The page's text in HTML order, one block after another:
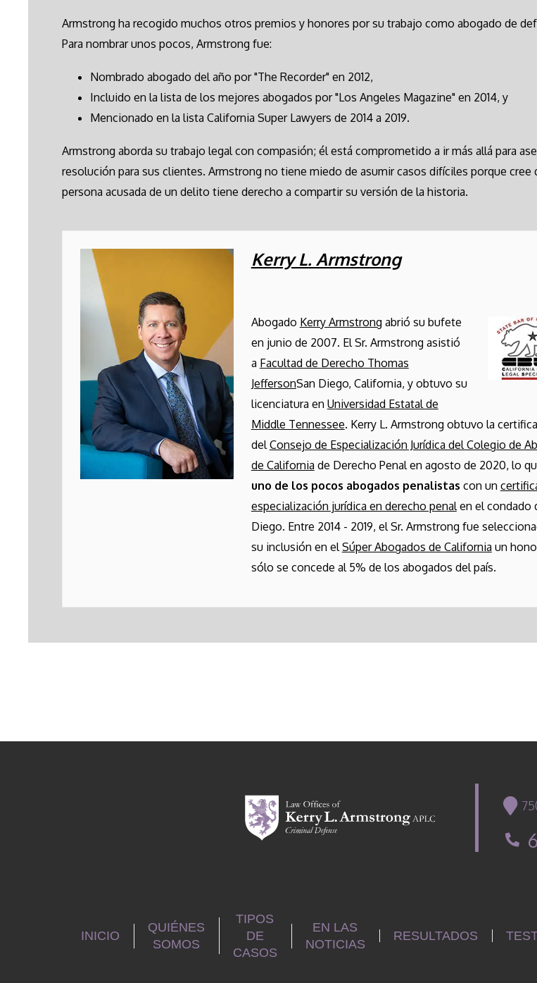
Armstrong ha recogido muchos otros premios y honores por su trabajo como abogado de
Para nombrar unos pocos, Armstrong fue:
Nombrado abogado del año por "The Recorder" en 2012,
Incluido en la lista de los mejores abogados por "Los Angeles Magazine" en 2014, y
Mencionado en la lista California Super Lawyers de 2014 a 2019.
Armstrong aborda su trabajo legal con compasión; él está comprometido a ir más allá para
resolución para sus clientes. Armstrong no tiene miedo de asumir casos difíciles porque cree
persona acusada de un delito tiene derecho a compartir su versión de la historia.
Kerry L. Armstrong
Abogado Kerry Armstrong abrió su bufete
en junio de 2007. El Sr. Armstrong asistió
a Facultad de Derecho Thomas
JeffersonSan Diego, California, y obtuvo su
licenciatura en Universidad Estatal de
Middle Tennessee. Kerry L. Armstrong obtuvo la
delConsejo de Especialización Jurídica del Colegio de
de California de Derecho Penal en agosto de 2020, lo
uno de los pocos abogados penalistas con un
especialización jurídica en derecho penalen el condado
Diego. Entre 2014 - 2019, el Sr. Armstrong fue
su inclusión en elSúper Abogados de California un
sólo se concede al 5% de los abogados del país.
INICIO
QUIÉNES
SOMOS
TIPOS
DE
CASOS
EN LAS
NOTICIAS
RESULTADOS